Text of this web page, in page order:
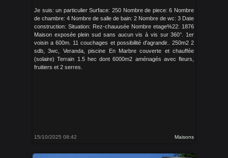
Je suis: un particulier Surface: 250 Nombre de piece: 6 Nombre
de chambre: 4 Nombre de salle de bain: 2 Nombre de wc: 3 Date
construction: Situation: Rez-chauusée Nombre etage%22: 1876
Maison exposée plein sud sans aucun vis à vis sur 360°. 1er
voisin a 600m. 11 couchages et possibilité d'agrandir.. 250m2 2
sdb, 3wc, Veranda, piscine En Marbre couverte et chauffée
(solaire) Terrain 1.5 hec dont 6000m2 aménagés avec fleurs,
fruitiers et 2 serres.
15/10/2025 08:42 Maisons